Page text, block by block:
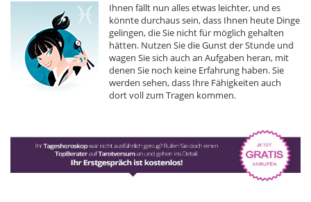
Ihnen fällt nun alles etwas leichter, und es
könnte durchaus sein, dass Ihnen heute Dinge
gelingen, die Sie nicht für möglich gehalten
hätten. Nutzen Sie die Gunst der Stunde und
wagen Sie sich auch an Aufgaben heran, mit
denen Sie noch keine Erfahrung haben. Sie
werden sehen, dass Ihre Fähigkeiten auch
dort voll zum Tragen kommen.